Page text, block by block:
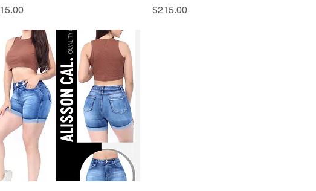
Precio
$215.00